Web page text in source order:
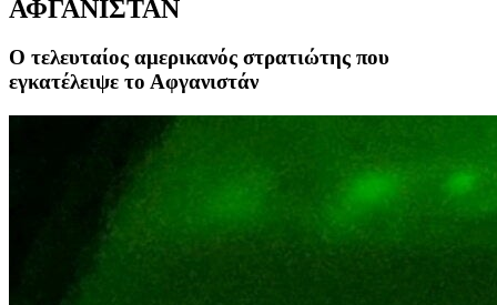
ΑΦΓΑΝΙΣΤΑΝ
Ο τελευταίος αμερικανός στρατιώτης που
εγκατέλειψε το Αφγανιστάν